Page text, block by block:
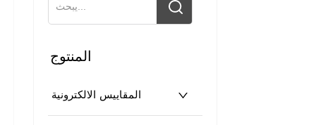
المنتوج
المقاييس الالكترونية